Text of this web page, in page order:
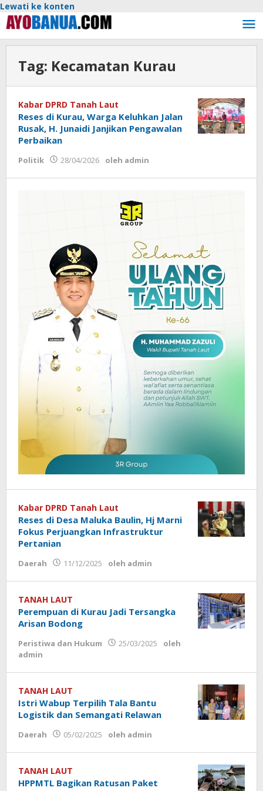
Lewati ke konten
Tag: Kecamatan Kurau
Kabar DPRD Tanah Laut
Reses di Kurau, Warga Keluhkan Jalan
Rusak, H. Junaidi Janjikan Pengawalan
Perbaikan
Politik 28/04/2026 oleh admin
Kabar DPRD Tanah Laut
Reses di Desa Maluka Baulin, Hj Marni
Fokus Perjuangkan Infrastruktur
Pertanian
Daerah 11/12/2025 oleh admin
TANAH LAUT
Perempuan di Kurau Jadi Tersangka
Arisan Bodong
Peristiwa dan Hukum 25/03/2025
oleh
admin
TANAH LAUT
Istri Wabup Terpilih Tala Bantu
Logistik dan Semangati Relawan
Daerah 05/02/2025 oleh admin
TANAH LAUT
HPPMTL Bagikan Ratusan Paket